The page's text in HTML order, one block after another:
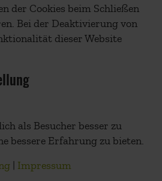
der Cookies beim Schließen
Bei der Deaktivierung von
dieser Website
als Besucher besser zu
bessere Erfahrung zu bieten.
Impressum